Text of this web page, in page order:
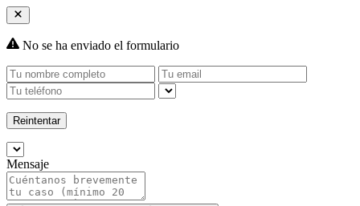
No se ha enviado el formulario
Reintentar
Mensaje